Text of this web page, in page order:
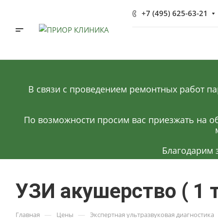
+7 (495) 625-63-21
В связи с проведением ремонтных работ
По возможности просим вас приезжать на
Благодарим
УЗИ акушерство ( 1
Главная — Цены — Экспертная ультразвуковая диагностика